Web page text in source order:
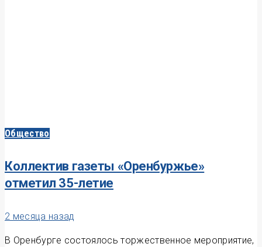
Общество
Коллектив газеты «Оренбуржье»
отметил 35-летие
2 месяца назад
В Оренбурге состоялось торжественное мероприятие,